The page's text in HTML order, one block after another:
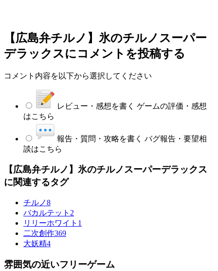
【広島弁チルノ】氷のチルノスーパー
デラックスにコメントを投稿する
コメント内容を以下から選択してください
レビュー・感想を書く ゲームの評価・感想
はこちら
報告・質問・攻略を書く バグ報告・要望相
談はこちら
【広島弁チルノ】氷のチルノスーパーデラックス
に関連するタグ
チルノ8
バカルテット 2
リリーホワイト 1
二次創作369
大妖精4
雰囲気の近いフリーゲーム